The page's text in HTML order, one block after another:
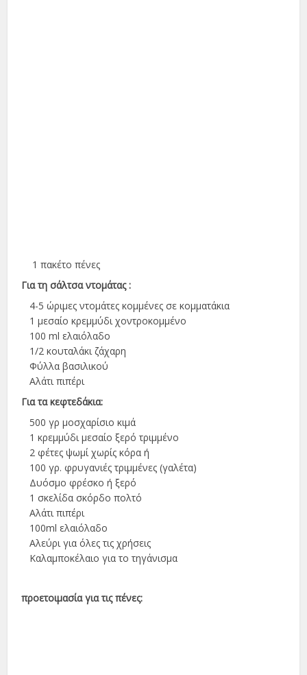
1 πακέτο πένες
Για τη σάλτσα ντομάτας :
4-5 ώριμες ντομάτες κομμένες σε κομματάκια
1 μεσαίο κρεμμύδι χοντροκομμένο
100 ml ελαιόλαδο
1/2 κουταλάκι ζάχαρη
Φύλλα βασιλικού
Αλάτι πιπέρι
Για τα κεφτεδάκια:
500 γρ μοσχαρίσιο κιμά
1 κρεμμύδι μεσαίο ξερό τριμμένο
2 φέτες ψωμί χωρίς κόρα ή
100 γρ. φρυγανιές τριμμένες (γαλέτα)
Δυόσμο φρέσκο ή ξερό
1 σκελίδα σκόρδο πολτό
Αλάτι πιπέρι
100ml ελαιόλαδο
Αλεύρι για όλες τις χρήσεις
Καλαμποκέλαιο για το τηγάνισμα
προετοιμασία για τις πένες: